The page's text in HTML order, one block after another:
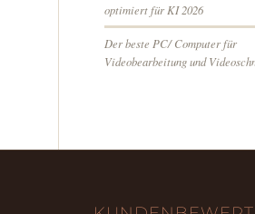
optimiert für KI 2026
Der beste PC/ Computer für
Videobearbeitung und